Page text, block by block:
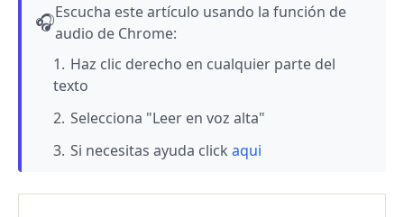
🎧Escucha este artículo usando la función de
audio de Chrome:
Haz clic derecho en cualquier parte del
texto
Selecciona "Leer en voz alta"
Si necesitas ayuda click aqui